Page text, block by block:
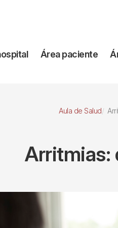
Área paciente
Aula de Salud
Arritmias: